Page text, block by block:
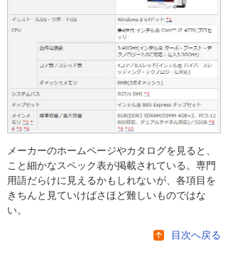
メーカーのホームページやカタログを見ると、
こと細かなスペック表が掲載されている。専門
用語だらけに見えるかもしれないが、各項目を
きちんと見ていけばさほど難しいものではな
い。
目次へ戻る